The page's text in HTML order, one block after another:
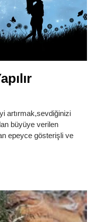
artırmak,sevdiğinizi
büyüye verilen
epeyce gösterişli ve